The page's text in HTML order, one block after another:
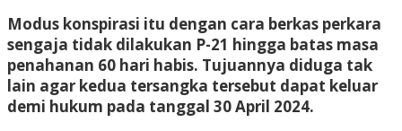
Modus konspirasi itu dengan cara berkas perkara
sengaja tidak dilakukan P-21 hingga batas masa
penahanan 60 hari habis. Tujuannya diduga tak
lain agar kedua tersangka tersebut dapat keluar
demi hukum pada tanggal 30 April 2024.